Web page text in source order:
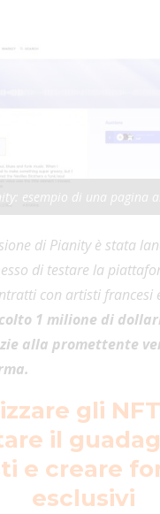
esempio di una pagina
di Pianity è stata
di testare la
con artisti francesi
1 milione di
alla promettente
gli
il
e creare
esclusivi